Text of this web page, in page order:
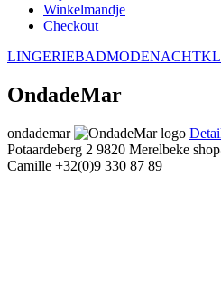
Winkelmandje
Checkout
LINGERIEBADMODE
OndadeMar
ondademar
Potaardeberg 2 9820 Merelbeke
Camille +32(0)9 330 87 89